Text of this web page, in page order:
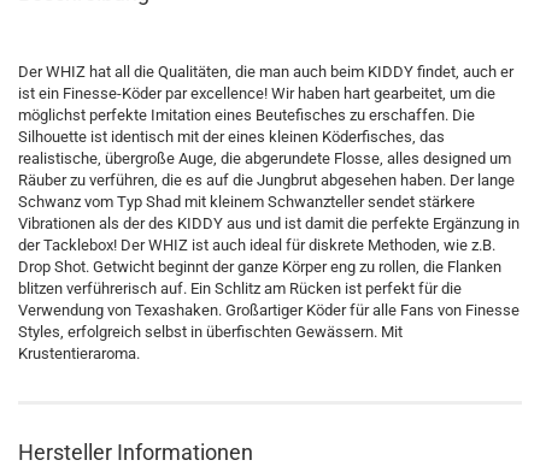
Der WHIZ hat all die Qualitäten, die man auch beim KIDDY findet, auch er
ist ein Finesse-Köder par excellence! Wir haben hart gearbeitet, um die
möglichst perfekte Imitation eines Beutefisches zu erschaffen. Die
Silhouette ist identisch mit der eines kleinen Köderfisches, das
realistische, übergroße Auge, die abgerundete Flosse, alles designed um
Räuber zu verführen, die es auf die Jungbrut abgesehen haben. Der lange
Schwanz vom Typ Shad mit kleinem Schwanzteller sendet stärkere
Vibrationen als der des KIDDY aus und ist damit die perfekte Ergänzung in
der Tacklebox! Der WHIZ ist auch ideal für diskrete Methoden, wie z.B.
Drop Shot. Getwicht beginnt der ganze Körper eng zu rollen, die Flanken
blitzen verführerisch auf. Ein Schlitz am Rücken ist perfekt für die
Verwendung von Texashaken. Großartiger Köder für alle Fans von Finesse
Styles, erfolgreich selbst in überfischten Gewässern. Mit
Krustentieraroma.
Hersteller Informationen